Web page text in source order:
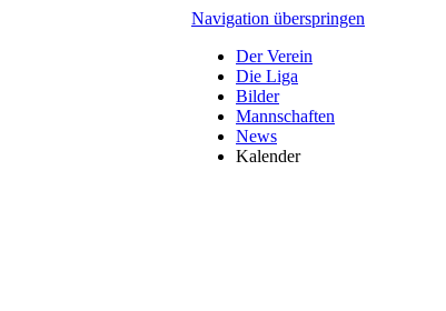
Navigation überspringen
Der Verein
Die Liga
Bilder
Mannschaften
News
Kalender